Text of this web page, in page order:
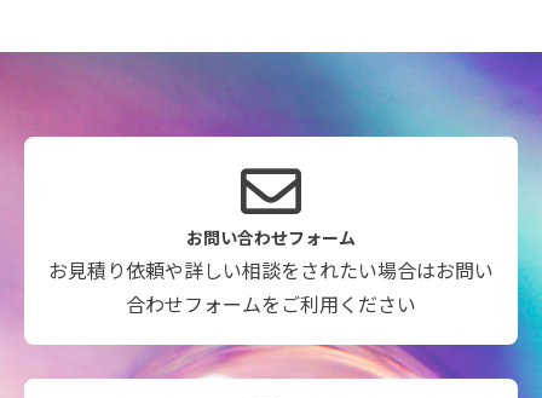
お問い合わせフォーム
お見積り依頼や詳しい相談をされたい場合はお問い
合わせフォームをご利用ください